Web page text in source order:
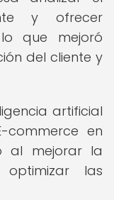
y ofrecer
lo que mejoró
del cliente y
artificial
commerce en
al mejorar la
las